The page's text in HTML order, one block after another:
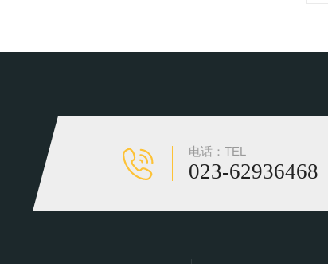
电话：TEL
023-62936468